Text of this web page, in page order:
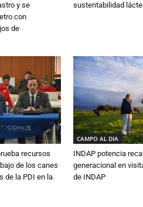
y se
con
de
sustentabilidad
recursos
de los canes
de la PDI en la
CAMPO AL DIA
INDAP potencia
generacional en
de INDAP